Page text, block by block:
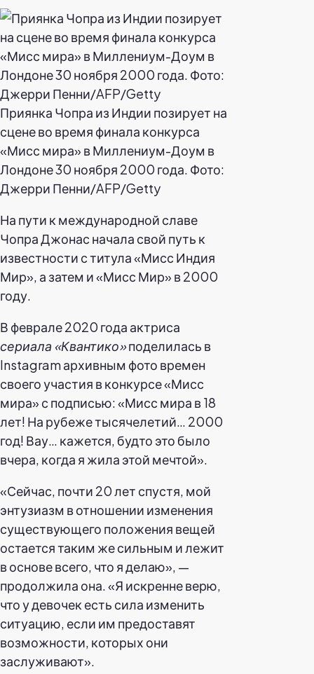
Приянка Чопра из Индии позирует на
сцене во время финала конкурса
«Мисс мира» в Миллениум-Доум в
Лондоне 30 ноября 2000 года. Фото:
Джерри Пенни/AFP/Getty
На пути к международной славе
Чопра Джонас начала свой путь к
известности с титула «Мисс Индия
Мир», а затем и «Мисс Мир» в 2000
году.
В феврале 2020 года актриса
сериала «Квантико»поделилась в
Instagram архивным фото времен
своего участия в конкурсе «Мисс
мира» с подписью: «Мисс мира в 18
лет! На рубеже тысячелетий… 2000
год! Вау… кажется, будто это было
вчера, когда я жила этой мечтой».
«Сейчас, почти 20 лет спустя, мой
энтузиазм в отношении изменения
существующего положения вещей
остается таким же сильным и лежит
в основе всего, что я делаю», —
продолжила она. «Я искренне верю,
что у девочек есть сила изменить
ситуацию, если им предоставят
возможности, которых они
заслуживают».